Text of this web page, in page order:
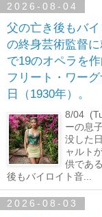
2026-08-04
父の亡き後もバ
の終身芸術監督
で19のオペラを
フリート・ワー
日（1930年）。
8/04
ーの息
没した
ャルト
供であ
後もバイロイト音...
2026-08-03